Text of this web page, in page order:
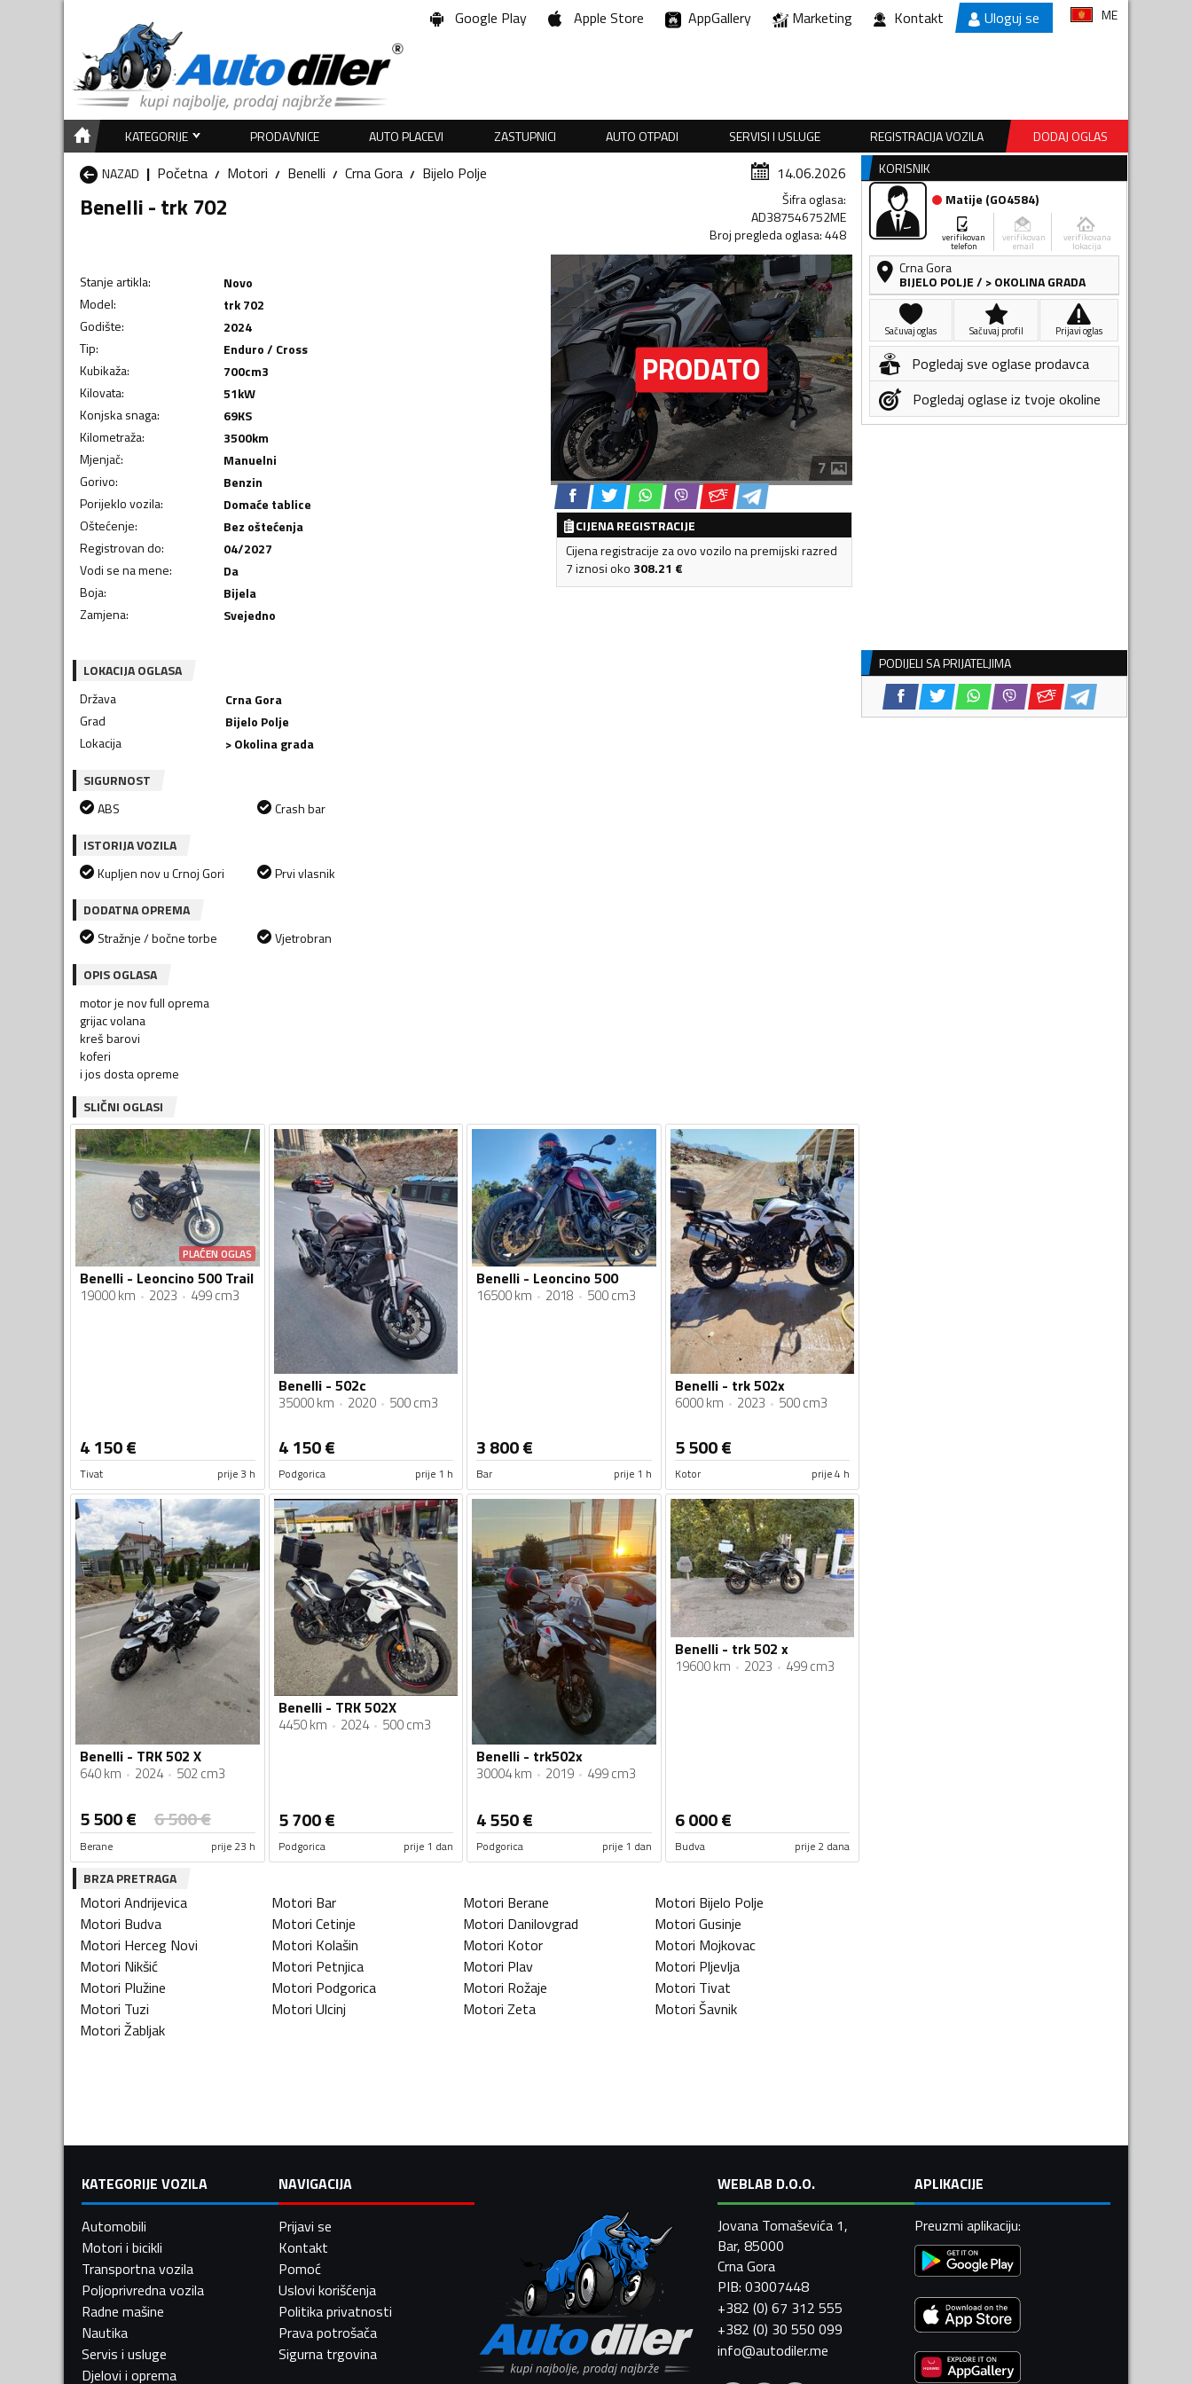
Google Play Apple Store AppGallery Marketing Kontakt Uloguj se ME
KATEGORIJE PRODAVNICE AUTO PLACEVI ZASTUPNICI AUTO OTPADI SERVISI I USLUGE REGISTRACIJA VOZILA
DODAJ OGLAS
NAZAD
Početna Motori Benelli Crna Gora Bijelo Polje 14.06.2026
Benelli - trk 702 Šifra oglasa:
AD387546752ME
Broj pregleda oglasa:448
Stanje artikla:
Novo
Model:
trk 702
Godište:
2024
Tip:
Enduro / Cross
Kubikaža: 700cm3
Kilovata: 51kW
Konjska snaga: 69KS
Kilometraža: 3500km
Mjenjač:
Manuelni
Gorivo:
Benzin
Porijeklo vozila:
Domaće tablice
Oštećenje:
Bez oštećenja
Registrovan do:
04/2027
Vodi se na mene:
Da
Boja:
Bijela
Zamjena: Svejedno
7
CIJENA REGISTRACIJE
Cijena registracije za ovo vozilo na premijski razred
7 iznosi oko 308.21 €
LOKACIJA OGLASA
Država
Crna Gora
Grad
Bijelo Polje
Lokacija
> Okolina grada
SIGURNOST
ABS
Crash bar
ISTORIJA VOZILA
Kupljen nov u Crnoj Gori
Prvi vlasnik
DODATNA OPREMA
Stražnje / bočne torbe
Vjetrobran
OPIS OGLASA
motor je nov full oprema
grijac volana
kreš barovi
koferi
i jos dosta opreme
SLIČNI OGLASI
PLAĆEN OGLAS
Benelli - Leoncino 500 Trail
19000 km 2023 499 cm3
4 150€
Tivat prije 3 h
Benelli - 502c
35000 km 2020 500 cm3
4 150€
Podgorica prije 1 h
Benelli - Leoncino 500
16500 km 2018 500 cm3
3 800€
Bar prije 1 h
Benelli - trk 502x
6000 km 2023 500 cm3
5 500€
Kotor prije 4 h
Benelli - TRK 502 X
640 km 2024 502 cm3
5 500€ 6 500€
Berane prije 23 h
Benelli - TRK 502X
4450 km 2024 500 cm3
5 700€
Podgorica prije 1 dan
Benelli - trk502x
30004 km 2019 499 cm3
4 550€
Podgorica prije 1 dan
Benelli - trk 502 x
19600 km 2023 499 cm3
6 000€
Budva prije 2 dana
BRZA PRETRAGA
Motori Andrijevica Motori Bar Motori Berane Motori Bijelo Polje
Motori Budva Motori Cetinje Motori Danilovgrad Motori Gusinje
Motori Herceg Novi Motori Kolašin Motori Kotor Motori Mojkovac
Motori Nikšić Motori Petnjica Motori Plav Motori Pljevlja
Motori Plužine Motori Podgorica Motori Rožaje Motori Tivat
Motori Tuzi Motori Ulcinj Motori Zeta Motori Šavnik
Motori Žabljak
KORISNIK
Matije (GO4584)
verifikovan
telefon
verifikovan
email
verifikovana
lokacija
Crna Gora
BIJELO POLJE/ > OKOLINA GRADA
Sačuvaj oglas Sačuvaj profil Prijavi oglas
Pogledaj sve oglase prodavca
Pogledaj oglase iz tvoje okoline
PODIJELI SA PRIJATELJIMA
KATEGORIJE VOZILA
Automobili
Motori i bicikli
Transportna vozila
Poljoprivredna vozila
Radne mašine
Nautika
Servis i usluge
Djelovi i oprema
NAVIGACIJA
Prijavi se
Kontakt
Pomoć
Uslovi korišćenja
Politika privatnosti
Prava potrošača
Sigurna trgovina
WEBLAB D.O.O.
Jovana Tomaševića 1,
Bar, 85000
Crna Gora
PIB: 03007448
+382 (0) 67 312 555
+382 (0) 30 550 099
info@autodiler.me
APLIKACIJE
Preuzmi aplikaciju: